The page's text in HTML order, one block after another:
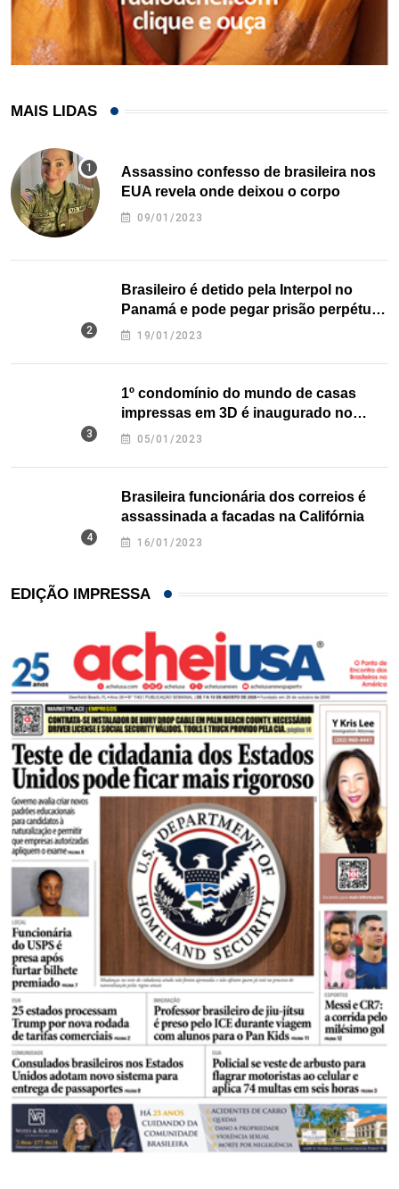
MAIS LIDAS
Assassino confesso de brasileira nos
EUA revela onde deixou o corpo
09/01/2023
Brasileiro é detido pela Interpol no
Panamá e pode pegar prisão perpétua
nos EUA
19/01/2023
1º condomínio do mundo de casas
impressas em 3D é inaugurado no
Texas
05/01/2023
Brasileira funcionária dos correios é
assassinada a facadas na Califórnia
16/01/2023
EDIÇÃO IMPRESSA